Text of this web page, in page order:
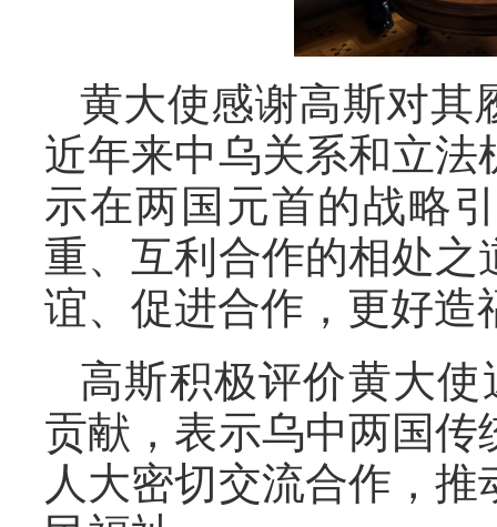
黄大使感谢高斯对其
近年来中乌关系和立
示在两国元首的战略
重、互利合作的相处
谊、促进合作，更好造
高斯积极评价黄大
贡献，表示乌中两国
人大密切交流合作，